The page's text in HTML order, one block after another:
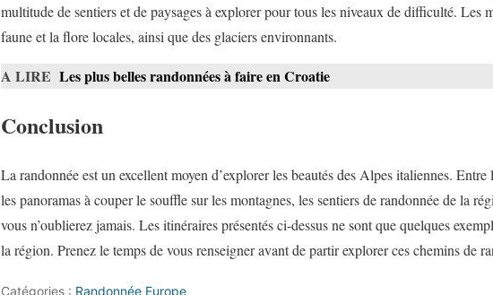
multitude de sentiers et de paysages à explorer pour tous les niveaux de difficulté. Les
faune et la flore locales, ainsi que des glaciers environnants.
A LIRE Les plus belles randonnées à faire en Croatie
Conclusion
La randonnée est un excellent moyen d’explorer les beautés des Alpes italiennes.
les panoramas à couper le souffle sur les montagnes, les sentiers de randonnée de la
vous n’oublierez jamais. Les itinéraires présentés ci-dessus ne sont que quelques
la région. Prenez le temps de vous renseigner avant de partir explorer ces chemins de
Catégories : Randonnée Europe